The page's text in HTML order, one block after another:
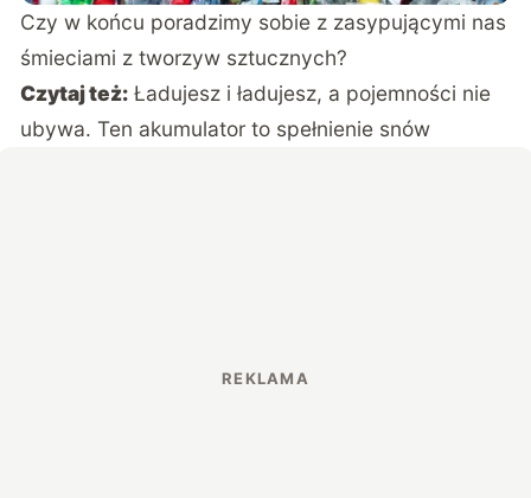
Czy w końcu poradzimy sobie z zasypującymi nas
śmieciami z tworzyw sztucznych?
Czytaj też: Ładujesz i ładujesz, a pojemności nie
ubywa. Ten akumulator to spełnienie snów